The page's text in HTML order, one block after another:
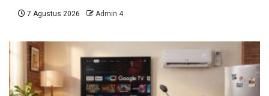
7 Agustus 2026 Admin 4